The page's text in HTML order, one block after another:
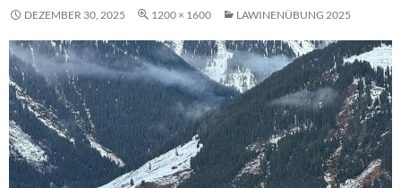
DEZEMBER 30, 2025 1200 × 1600 LAWINENÜBUNG 2025